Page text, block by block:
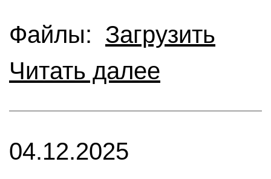
Файлы: Загрузить
Читать далее
04.12.2025